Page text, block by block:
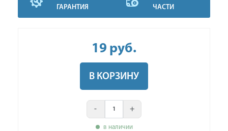
ГАРАНТИЯ
ЧАСТИ
19 руб.
В КОРЗИНУ
- +
в наличии